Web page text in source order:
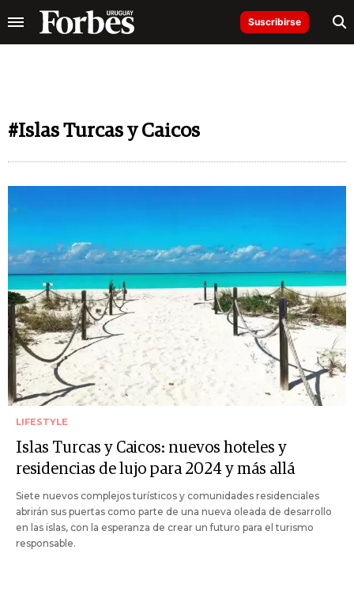
Suscribirse
#Islas Turcas y Caicos
LIFESTYLE
Islas Turcas y Caicos: nuevos hoteles y
residencias de lujo para 2024 y más allá
Siete nuevos complejos turísticos y comunidades residenciales
abrirán sus puertas como parte de una nueva oleada de desarrollo
en las islas, con la esperanza de crear un futuro para el turismo
responsable.